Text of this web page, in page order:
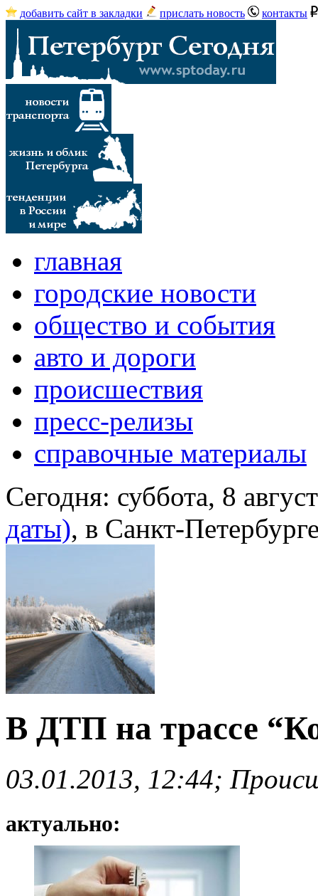
добавить сайт в закладки прислать новость контакты
главная
городские новости
общество и события
авто и дороги
происшествия
пресс-релизы
справочные материалы
Сегодня: суббота, 8
даты), в Санкт-
В ДТП на трассе
03.01.2013, 12:44;
актуально: